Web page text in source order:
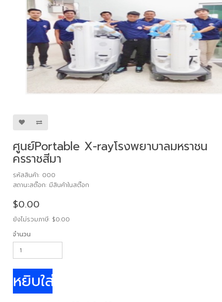
ศูนย์Portable X-rayโรงพยาบาลมหราชน
ครราชสีมา
รหัสสินค้า: 000
สถานะสต๊อก: มีสินค้าในสต๊อก
$0.00
ยังไม่รวมภาษี: $0.00
จำนวน
หยิบใส่ตระกร้า